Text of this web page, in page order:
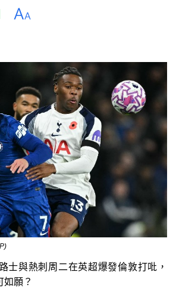
士與熱刺周二在英超爆發倫敦打吡，
如願？